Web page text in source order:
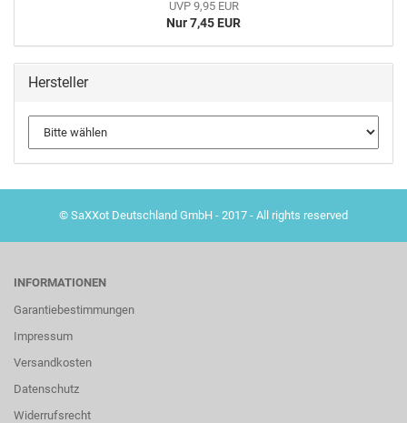
UVP 9,95 EUR
Nur 7,45 EUR
Hersteller
© SaXXot Deutschland GmbH - 2017 - All rights reserved
INFORMATIONEN
Garantiebestimmungen
Impressum
Versandkosten
Datenschutz
Widerrufsrecht